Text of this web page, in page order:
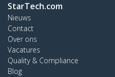
StarTech.com
Nieuws
Contact
Over ons
Vacatures
Quality & Compliance
Blog